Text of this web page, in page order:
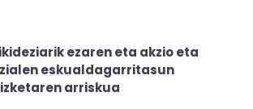
ezaren eta akzio eta
eskualdagarritasun
arriskua